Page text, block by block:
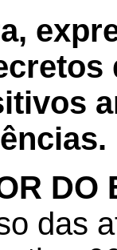
DO
das